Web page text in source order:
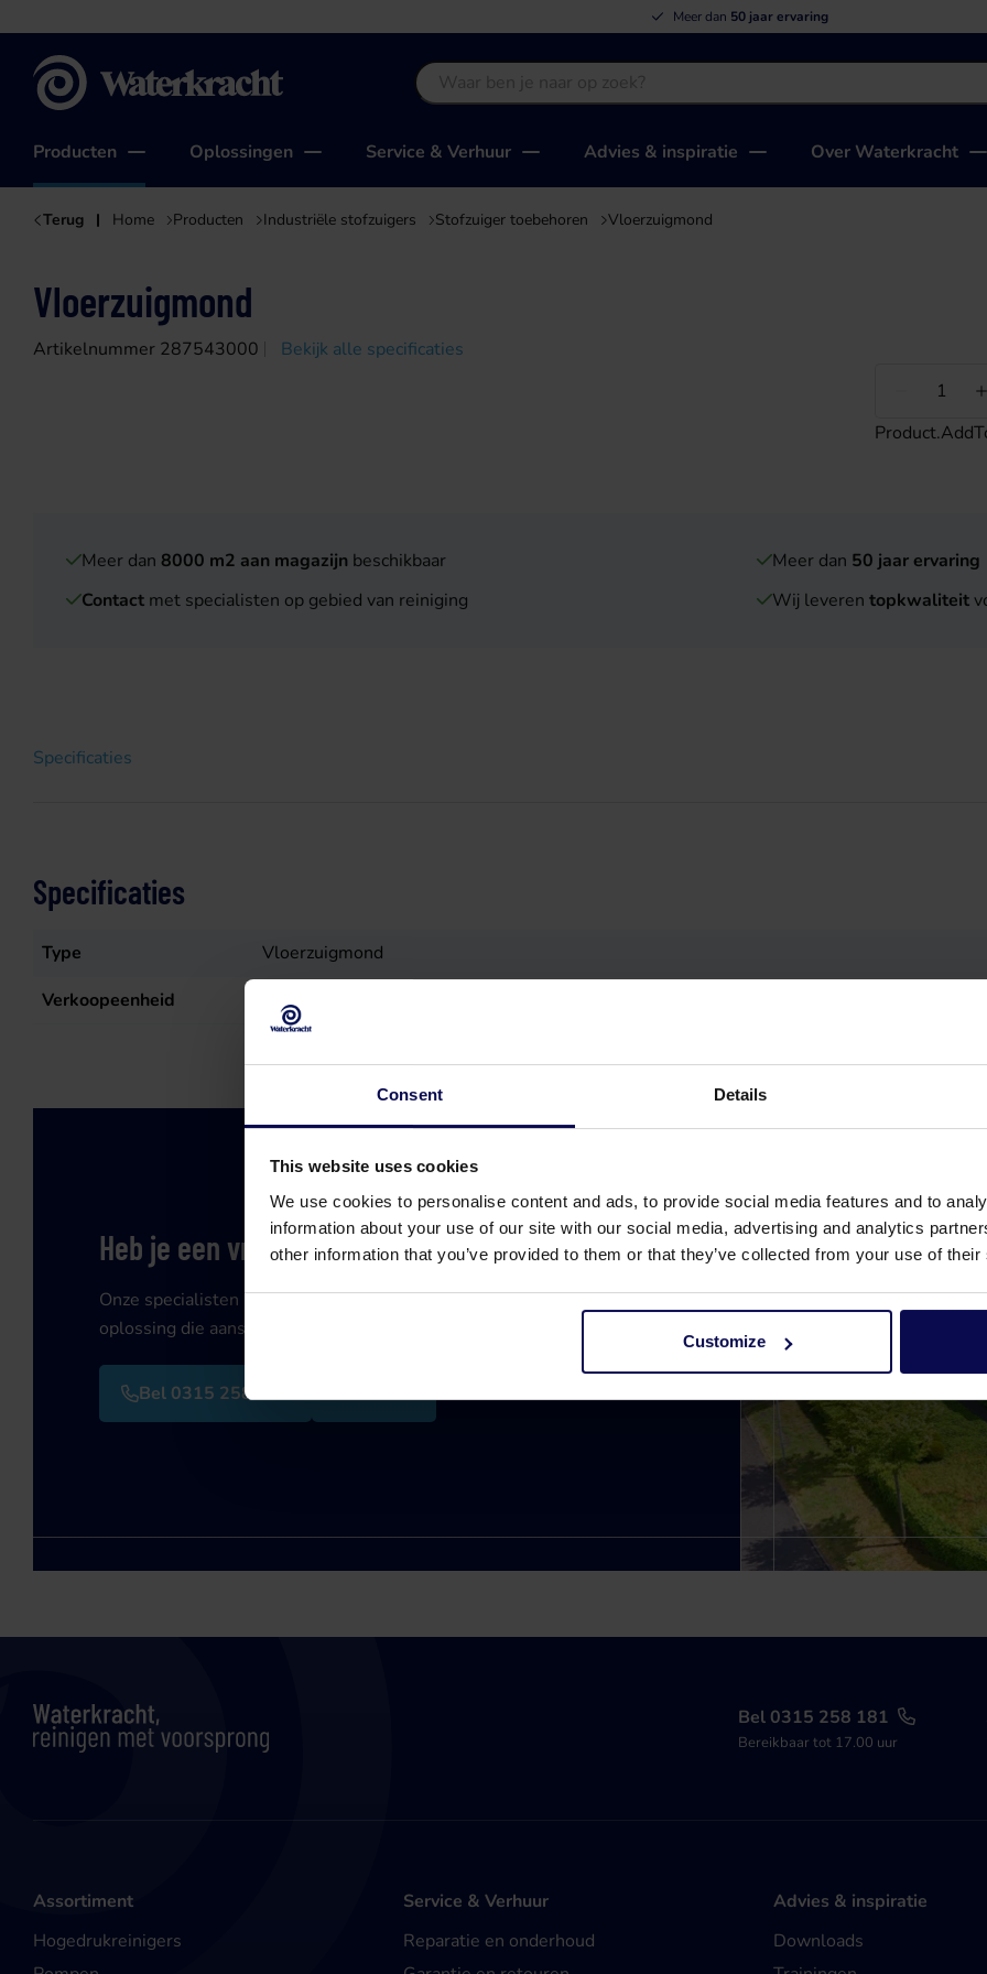
Consent Details
This website uses cookies
We use cookies to personalise content and ads, to provide social media features and to
information about your use of our site with our social media, advertising and analytics
other information that you’ve provided to them or that they’ve collected from your use of
Customize
Meer dan 50 jaar ervaring
Producten Oplossingen Service & Verhuur Advies & inspiratie Over Waterkracht
Terug Home Producten Industriële stofzuigers Stofzuiger toebehoren Vloerzuigmond
Vloerzuigmond
Artikelnummer 287543000 Bekijk alle specificaties
Minder
Meer dan 8000 m2 aan magazijn beschikbaar Meer dan 50 jaar ervaring
Contact met specialisten op gebied van reiniging Wij leveren topkwaliteit
Specificaties
Specificaties
Type
Vloerzuigmond
Verkoopeenheid
Heb je een vraag of hulp nodig?
Onze specialisten helpen je graag verder bij je zoektocht naar een
oplossing die aansluit op jouw vraagstuk!
Bel 0315 258 181 Contact
Bel 0315 258 181
Bereikbaar tot 17.00 uur
Assortiment
Hogedrukreinigers
Service & Verhuur
Reparatie en onderhoud
Advies & inspiratie
Downloads